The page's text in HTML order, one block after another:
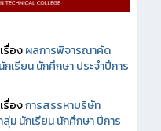
รื่องผลการพิจารณาคัด
เรียน นักศึกษา ประจำปีการ
รื่องการสรรหาบริษัท
ม นักเรียน นักศึกษา ปีการ